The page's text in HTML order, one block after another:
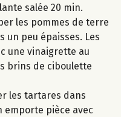
salée 20 min.
les pommes de terre
un peu épaisses. Les
une vinaigrette au
brins de ciboulette
les tartares dans
emporte pièce avec